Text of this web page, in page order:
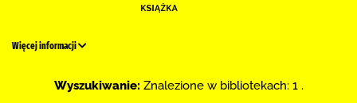
Więcej informacji
Wyszukiwanie: Znalezione w bibliotekach: 1 .